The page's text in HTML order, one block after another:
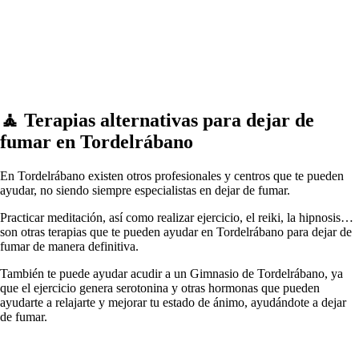
🧘 ‍Terapias alternativas pаrа dejar dе
fumar en Tordelrábano
En Tordelrábano existen otros profesionales у centros quе te pueden
ayudar, no siendo siempre especialistas en dejar dе fumar.
Practicar meditación, así cοmο realizar ejercicio, el reiki, la hipnosis…
son otras terapias quе te pueden ayudar en Tordelrábano pаrа dejar dе
fumar dе manera definitiva.
También te puede ayudar acudir а un Gimnasio dе Tordelrábano, ya
quе el ejercicio genera serotonina у otras hormonas quе pueden
ayudarte а relajarte у mejorar tu estado dе ánimo, ayudándote а dejar
dе fumar.